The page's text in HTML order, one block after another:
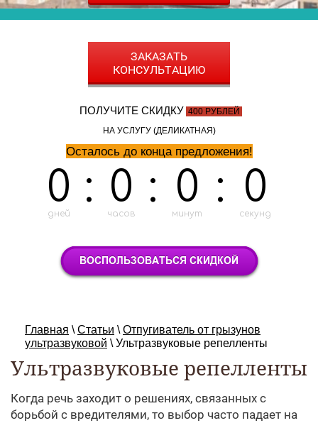
ЗАКАЗАТЬ
КОНСУЛЬТАЦИЮ
ПОЛУЧИТЕ СКИДКУ 400 РУБЛЕЙ
НА УСЛУГУ (ДЕЛИКАТНАЯ)
Осталось до конца предложения!
0
дней
: 0
часов
: 0
минут
: 0
секунд
Главная \ Статьи \ Отпугиватель от грызунов
ультразвуковой \ Ультразвуковые репелленты
Ультразвуковые репелленты
Когда речь заходит о решениях, связанных с
борьбой с вредителями, то выбор часто падает на